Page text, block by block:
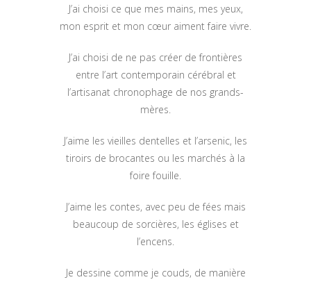
J’ai choisi ce que mes mains, mes yeux,
mon esprit et mon cœur aiment faire vivre.
J’ai choisi de ne pas créer de frontières
entre l’art contemporain cérébral et
l’artisanat chronophage de nos grands-
mères.
J’aime les vieilles dentelles et l’arsenic, les
tiroirs de brocantes ou les marchés à la
foire fouille.
J’aime les contes, avec peu de fées mais
beaucoup de sorcières, les églises et
l’encens.
Je dessine comme je couds, de manière